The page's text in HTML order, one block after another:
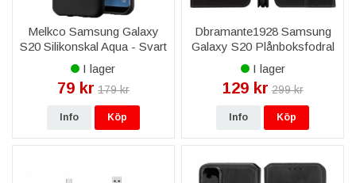
Melkco Samsung Galaxy
S20 Silikonskal Aqua - Svart
I lager
79 kr 179 kr
Info Köp
Dbramante1928 Samsung
Galaxy S20 Plånboksfodral
- Svart
I lager
129 kr 299 kr
Info Köp